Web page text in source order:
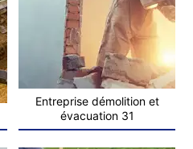
Entreprise démolition et
évacuation 31